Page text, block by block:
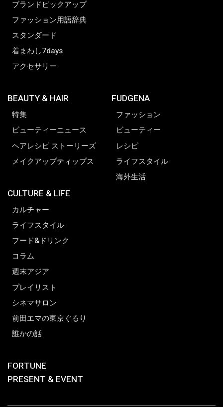
ブランドピックアップ
ファッション用語辞典
スタンダード
着まわし7days
アクセサリー
BEAUTY & HAIR
特集
ビューティーニュース
ヘアレシピ ストーリーズ
メイクアップティップス
CULTURE & LIFE
カルチャー
ライフスタイル
フード&ドリンク
コラム
週末アジア
プレイリスト
シネマサロン
前田エマの東京ぐるり
誰かの話
FUDGENA
ファッション
ビューティー
レシピ
ライフスタイル
海外生活
FORTUNE
PRESENT & EVENT